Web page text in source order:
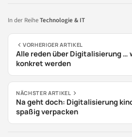
In der ReiheTechnologie & IT
VORHERIGER ARTIKEL
Alle reden über Digitalisierung …
konkret werden
NÄCHSTER ARTIKEL
Na geht doch: Digitalisierung
spaßig verpacken